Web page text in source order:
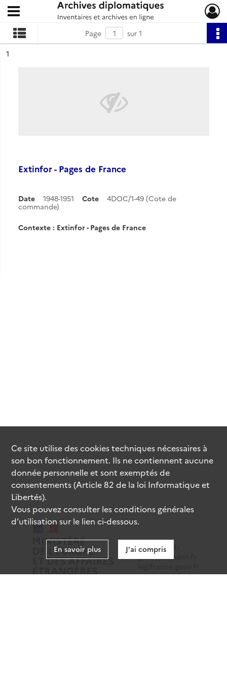
Archives diplomatiques
Ouvrir le menu déroulant
Page
sur 1
n°
1
Extinfor - Pages de France
Date 1948-1951 Cote
4DOC/1-49 (Cote de
commande)
Contexte : Extinfor - Pages de France
data.gouv.fr
gouvernement.fr
service-public.fr
Ce site utilise descookiestechniques nécessaires à
son bon fonctionnement. Ils ne contiennent aucune
donnée personnelle et sont exemptés de
consentements (Article 82 de la loi Informatique et
Libertés).
Vous pouvez consulter les conditions générales
d’utilisation sur le lien ci-dessous.
En savoir plus J'ai compris